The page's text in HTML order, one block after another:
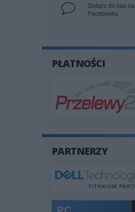
Dołącz do nas na
Facebooku.
PŁATNOŚCI
PARTNERZY